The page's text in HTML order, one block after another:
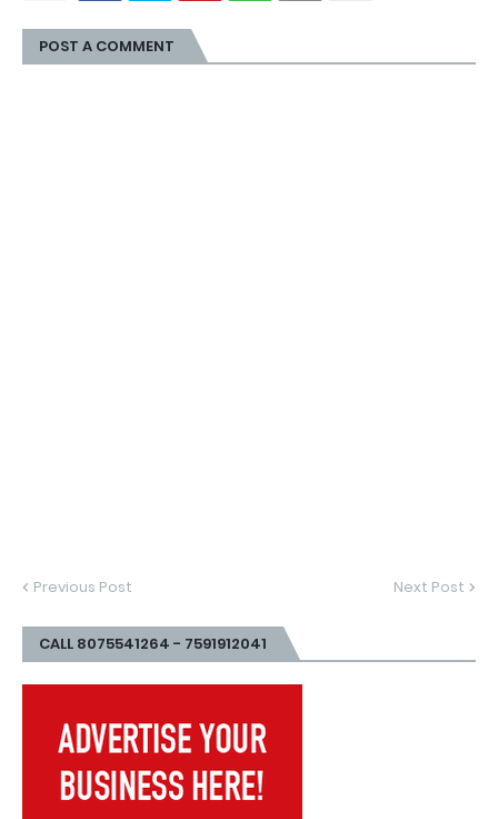
POST A COMMENT
Previous Post Next Post
CALL 8075541264 - 7591912041